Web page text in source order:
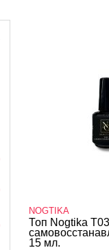
NOGTIKA
Топ Nogtika
15 мл.